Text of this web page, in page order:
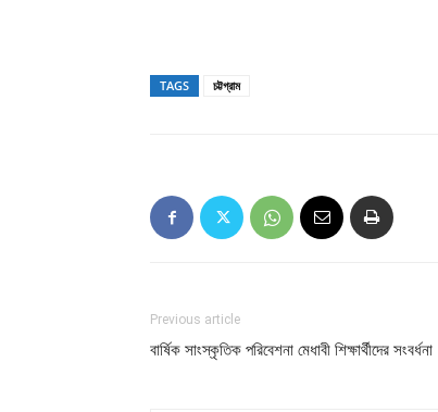
TAGS চট্টগ্রাম
Previous article
বার্ষিক সাংস্কৃতিক পরিবেশনা মেধাবী শিক্ষার্থীদের সংবর্ধনা